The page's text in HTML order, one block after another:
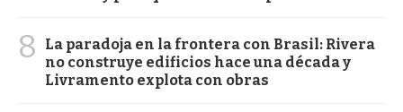
8
La paradoja en la frontera con Brasil: Rivera
no construye edificios hace una década y
Livramento explota con obras